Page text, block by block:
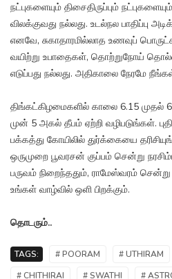
நட்புகளையும் திசைதிருப்பும்
விலக்குவது நல்லது. உடல்நல பாதிப்பு
எனவே, சுகாதாரமில்லாத உணவுப்
வயிற்று உபாதைகள், தொற்றுநோய்
எடுப்பது நல்லது. அதிகாலை நேரமே
திங்கட்கிழமைகளில் காலை 6.15
முன் 5 அகல் தீபம் ஏற்றி வழிபடுங்கள்.
பக்கத்து கோயிலில் துர்க்கையை
ஒருமுறை பூவரசன் குப்பம் சென்று
பருவம் நிறைந்ததும், ராமேஸ்வரம்
உங்கள் வாழ்வில் ஒளி பிறக்கும்.
தொடரும்..
TAGS: # POORAM # UTHIRAM
# CHITHIRAI
# SWATHI #